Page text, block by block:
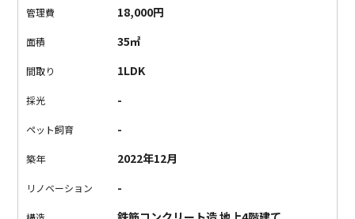
スポットです。
室内はシンプルながら使い勝手に配慮された設
リビングは家具の配置がしやすい余白があります。独立した寝
室はしっかりとプライベートを確保。ウォークインクローゼッ
素材の色合いや質感を活かしたインテリアが似合う一室。都市
での毎日を、自分らしく組み立てたい人におすすめしたい物件
管理費 18,000円
面積 35㎡
間取り 1LDK
採光 -
ペット飼育 -
築年 2022年12月
リノベーション -